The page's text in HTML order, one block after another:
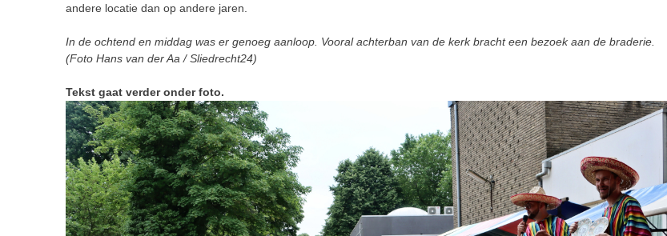
andere locatie dan op andere jaren.
In de ochtend en middag was er genoeg aanloop. Vooral achterban van de kerk bracht een bezoek aan de braderie.
(Foto Hans van der Aa / Sliedrecht24)
Tekst gaat verder onder foto.